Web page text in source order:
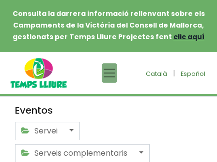
Consulta la darrera informació rellenvant sobre els
Campaments de la Victòria del Consell de Mallorca,
gestionats per Temps Lliure Projectes fent clic aquí
Català | Español
Eventos
Servei
Serveis complementaris